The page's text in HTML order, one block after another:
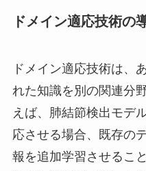
ドメイン適応技術の
ドメイン適応技術は、
れた知識を別の関連分
えば、肺結節検出モデ
応させる場合、既存の
報を追加学習させるこ